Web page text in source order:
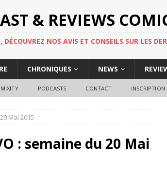
& REVIEWS
NOS AVIS ET CONSEILS SUR LES
CHRONIQUES NEWS
PODCASTS CONTACT INSCRIPTION
Mai 2015
: semaine du 20 Mai